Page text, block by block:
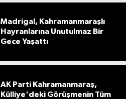
Madrigal, Kahramanmaraşlı
Hayranlarına Unutulmaz Bir
Gece Yaşattı
AK Parti Kahramanmaraş,
Külliye'deki Görüşmenin Tüm